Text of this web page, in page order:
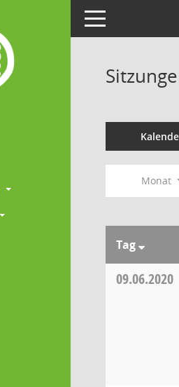
Toggle navigation
Monat
Tag
09.06.2020